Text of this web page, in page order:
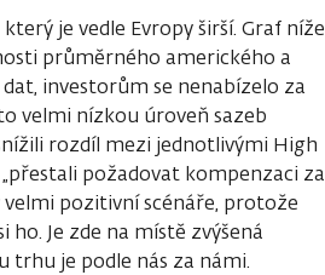
je vedle Evropy širší. Graf níže
průměrného amerického a
investorům se nenabízelo za
velmi nízkou úroveň sazeb
rozdíl mezi jednotlivými High
požadovat kompenzaci za
velmi pozitivní scénáře, protože
Je zde na místě zvýšená
trhu je podle nás za námi.